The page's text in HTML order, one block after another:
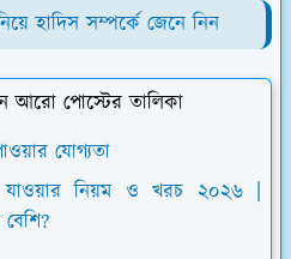
হাদিস সম্পর্কে জেনে নিন
আরো পোস্টের তালিকা
যোগ্যতা
যাওয়ার নিয়ম ও খরচ ২০২৬ |